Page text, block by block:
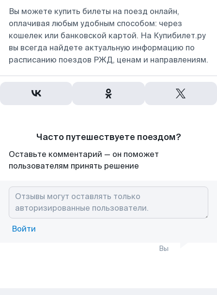
Вы можете купить билеты на поезд онлайн,
оплачивая любым удобным способом: через
кошелек или банковской картой. На Купибилет.ру
вы всегда найдете актуальную информацию по
расписанию поездов РЖД, ценам и направлениям.
Часто путешествуете поездом?
Оставьте комментарий — он поможет
пользователям принять решение
Войти
Вы